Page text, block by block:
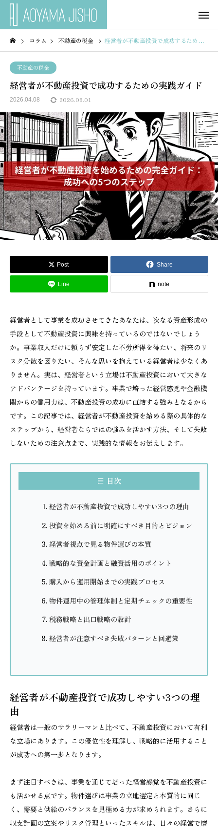
コラム 不動産の税金 経営者が不動産投資で成功するための実践ガイド
不動産の税金
経営者が不動産投資で成功するための実践ガイド
2026.04.08 2026.08.01
Post Share
Line note
経営者として事業を成功させてきたあなたは、次なる資産形成の
手段として不動産投資に興味を持っているのではないでしょう
か。事業収入だけに頼らず安定した不労所得を得たい、将来のリ
スク分散を図りたい、そんな思いを抱えている経営者は少なくあ
りません。実は、経営者という立場は不動産投資において大きな
アドバンテージを持っています。事業で培った経営感覚や金融機
関からの信用力は、不動産投資の成功に直結する強みとなるから
です。この記事では、経営者が不動産投資を始める際の具体的な
ステップから、経営者ならではの強みを活かす方法、そして失敗
しないための注意点まで、実践的な情報をお伝えします。
目次
経営者が不動産投資で成功しやすい3つの理由
投資を始める前に明確にすべき目的とビジョン
経営者視点で見る物件選びの本質
戦略的な資金計画と融資活用のポイント
購入から運用開始までの実践プロセス
物件運用中の管理体制と定期チェックの重要性
税務戦略と出口戦略の設計
経営者が注意すべき失敗パターンと回避策
経営者が不動産投資で成功しやすい3つの理
由
経営者は一般のサラリーマンと比べて、不動産投資において有利
な立場にあります。この優位性を理解し、戦略的に活用すること
が成功への第一歩となります。
まず注目すべきは、事業を通じて培った経営感覚を不動産投資に
も活かせる点です。物件選びは事業の立地選定と本質的に同じ
く、需要と供給のバランスを見極める力が求められます。さらに
収支計画の立案やリスク管理といったスキルは、日々の経営で磨